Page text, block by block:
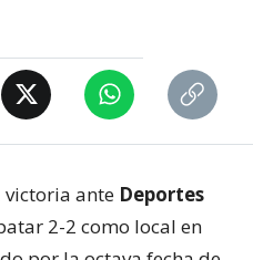
victoria ante Deportes
2-2 como local en